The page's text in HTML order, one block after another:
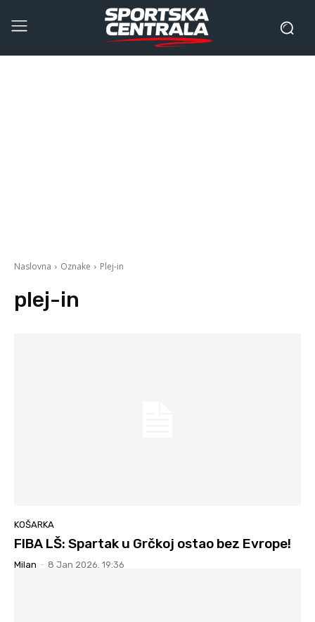
Naslovna Oznake Plej-in
plej-in
KOŠARKA
FIBA LŠ: Spartak u Grčkoj ostao bez Evrope!
Milan - 8 Jan 2026. 19:36